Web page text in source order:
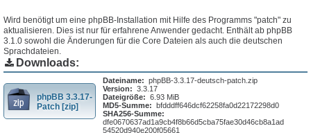
Wird benötigt um eine phpBB-Installation mit Hilfe des Programms "patch" zu
aktualisieren. Dies ist nur für erfahrene Anwender gedacht. Enthält ab phpBB
3.1.0 sowohl die Änderungen für die Core Dateien als auch die deutschen
Sprachdateien.
Downloads:
phpBB 3.3.17-
Patch [zip]
Dateiname: phpBB-3.3.17-deutsch-patch.zip
Version: 3.3.17
Dateigröße: 6.93 MiB
MD5-Summe: bfdddff646dcf62258fa0d22172298d0
SHA256-Summe:
dfe0670637ad1a9cb4f8b66d5cba75fae30d46cb8a1ad
54520d940e200f05661